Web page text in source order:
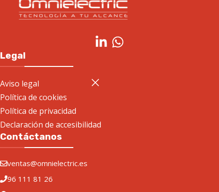
Legal
Aviso legal
Política de cookies
Política de privacidad
Declaración de accesibilidad
Contáctanos
ventas@omnielectric.es
96 111 81 26